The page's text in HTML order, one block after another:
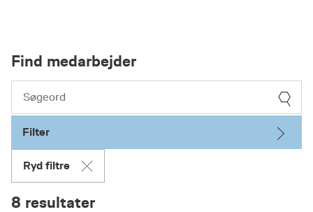
Find medarbejder
Filter
Ryd filtre
8 resultater